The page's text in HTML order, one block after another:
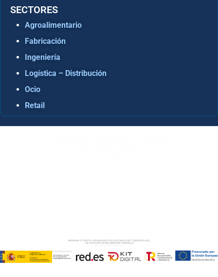
SECTORES
Agroalimentario
Fabricación
Ingeniería
Logística – Distribución
Ocio
Retail